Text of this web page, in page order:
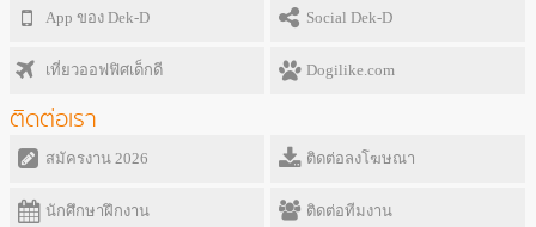
App ของ Dek-D Social Dek-D
เที่ยวออฟฟิศเด็กดี Dogilike.com
ติดต่อเรา
สมัครงาน 2026 ติดต่อลงโฆษณา
นักศึกษาฝึกงาน ติดต่อทีมงาน